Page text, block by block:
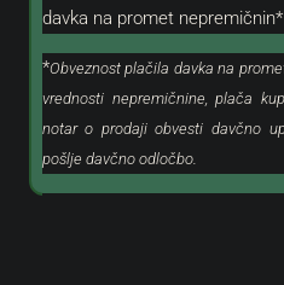
davka na promet nepremičnin*
*Obveznost plačila davka na
vrednosti nepremičnine, plača
notar o prodaji obvesti davčno
pošlje davčno odločbo.